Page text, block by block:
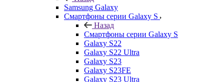
Samsung Galaxy
Смартфоны серии Galaxy S
Назад
Смартфоны серии Galaxy S
Galaxy S22
Galaxy S22 Ultra
Galaxy S23
Galaxy S23FE
Galaxy S23 Ultra